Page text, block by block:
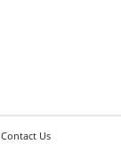
Contact Us